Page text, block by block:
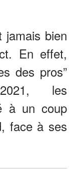
jamais bien
En effet,
des pros”
les
à un coup
face à ses